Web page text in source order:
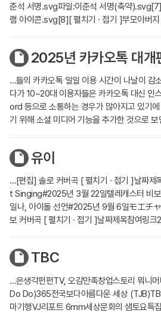
준석 서명.svg파일:이준석 서명(축약
램 아이콘.svg[8][ 펼치기 · 접기 ]부모아버
2025년 카카오톡 대개
…들의 카카오톡 일일 이용 시간이 나날이 감
다가 10~20대 이용자들은 카카오톡 대신 인
ord 등으로 소통하는 경우가 많아지고 있기
기 위해 소셜 미디어 기능을 추가한 것으로
유이
…[편집] 솔로 커버곡 [ 펼치기 · 접기 ]날짜
t Singing#2025년 3월 22일텔레캐스터 비
일나, 아이돌 선언#2025년 9월 6일モエチ
보 커버곡 [ 펼치기 · 접기 ]날짜제목참여링
TBC
…은생각펀펀TV, 오감만족창업스토리 뭐니
Do Do)365전국보다아름다운 세상
마기행VJ리포트 6mm세상문화의 샘토요특